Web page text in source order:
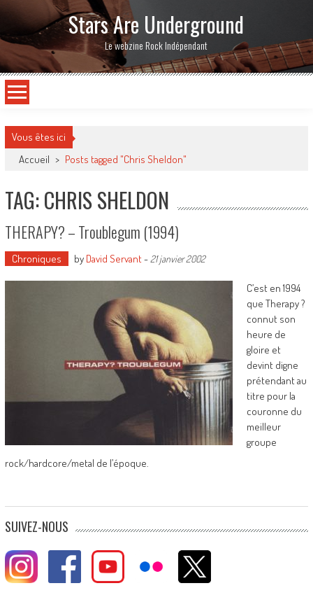
Stars Are Underground
Le webzine Rock Indépendant
Vous êtes ici
Accueil > Posts tagged "Chris Sheldon"
TAG: CHRIS SHELDON
THERAPY? – Troublegum (1994)
Chroniques by David Servant- 21 janvier 2002
C’est en 1994
que Therapy ?
connut son
heure de
gloire et
devint digne
prétendant au
titre pour la
couronne du
meilleur
groupe
rock/hardcore/metal de l’époque.
SUIVEZ-NOUS